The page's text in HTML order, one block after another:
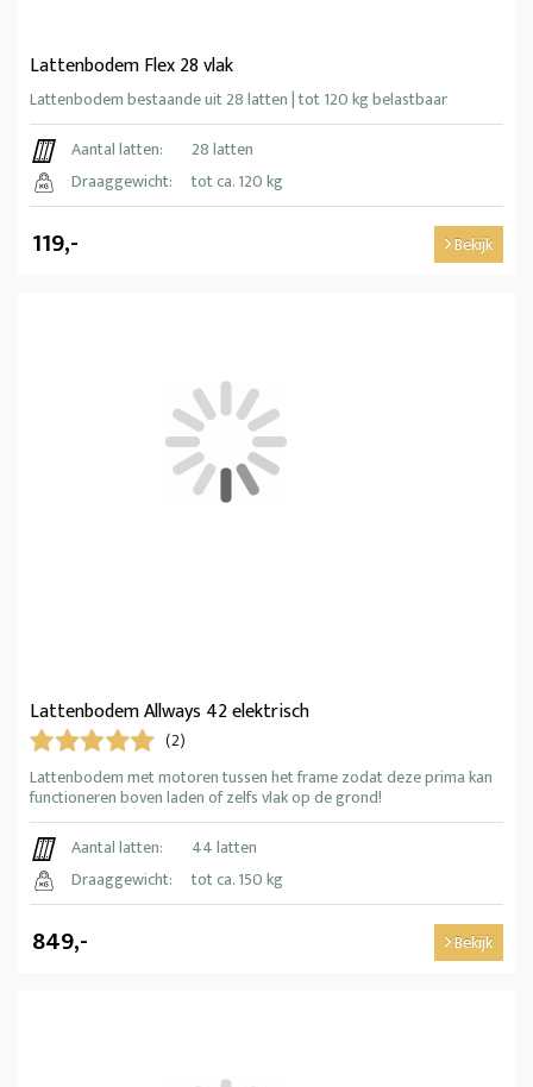
Lattenbodem Flex 28 vlak
Lattenbodem bestaande uit 28 latten | tot 120 kg belastbaar
Aantal latten:
28 latten
Draaggewicht:
tot ca. 120 kg
119,- Bekijk
Lattenbodem Allways 42 elektrisch
(2)
Lattenbodem met motoren tussen het frame zodat deze prima kan
functioneren boven laden of zelfs vlak op de grond!
Aantal latten:
44 latten
Draaggewicht:
tot ca. 150 kg
849,- Bekijk